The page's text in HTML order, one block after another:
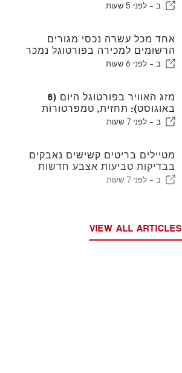
ב - לפני 5 שעות
אחד מכל עשרה נכסי מגורים
הרשומים למכירה בפורטוגל נמכר
תוך פחות משבוע
ב - לפני 6 שעות
מזג האוויר בפורטוגל היום (6
באוגוסט): תחזית, טמפרטורות
ולמה לצפות
ב - לפני 7 שעות
מטיילים בריטים קשישים נאבקים
בבדיקות טביעות אצבע חדשות
של האיחוד האירופי
ב - לפני 7 שעות
VIEW ALL ARTICLES